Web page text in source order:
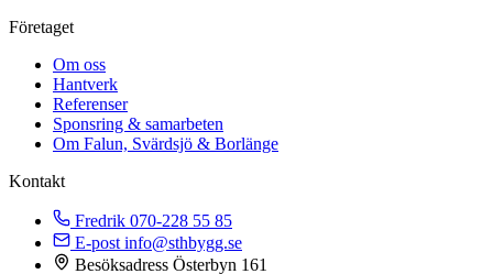
Företaget
Om oss
Hantverk
Referenser
Sponsring & samarbeten
Om Falun, Svärdsjö & Borlänge
Kontakt
Fredrik 070-228 55 85
E-post info@sthbygg.se
Besöksadress Österbyn 161